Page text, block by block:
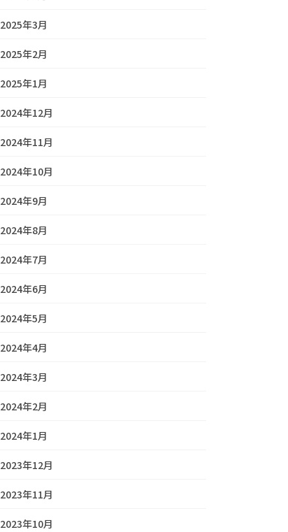
2025年3月
2025年2月
2025年1月
2024年12月
2024年11月
2024年10月
2024年9月
2024年8月
2024年7月
2024年6月
2024年5月
2024年4月
2024年3月
2024年2月
2024年1月
2023年12月
2023年11月
2023年10月